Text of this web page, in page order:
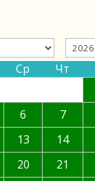
Ср Чт
6 7
13 14
20 21